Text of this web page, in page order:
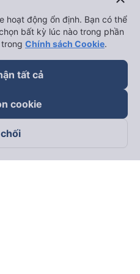
hoạt động ổn định. Bạn có thể
bất kỳ lúc nào trong phần
Chính sách Cookie.
tất cả
cookie